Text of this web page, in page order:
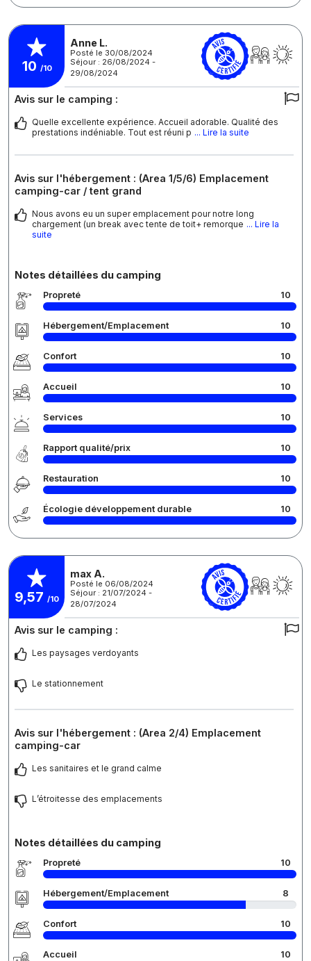
10 /10
Anne L.
Posté le 30/08/2024
Séjour : 26/08/2024 -
29/08/2024
Avis sur le camping :
Quelle excellente expérience. Accueil adorable. Qualité des
prestations indéniable. Tout est réuni p ... Lire la suite
Avis sur l'hébergement : (Area 1/5/6) Emplacement
camping-car / tent grand
Nous avons eu un super emplacement pour notre long
chargement (un break avec tente de toit+ remorque ... Lire la
suite
Notes détaillées du camping
Propreté 10
Hébergement/Emplacement 10
Confort 10
Accueil 10
Services 10
Rapport qualité/prix 10
Restauration 10
Écologie développement durable 10
9,57 /10
max A.
Posté le 06/08/2024
Séjour : 21/07/2024 -
28/07/2024
Avis sur le camping :
Les paysages verdoyants
Le stationnement
Avis sur l'hébergement : (Area 2/4) Emplacement
camping-car
Les sanitaires et le grand calme
L’étroitesse des emplacements
Notes détaillées du camping
Propreté 10
Hébergement/Emplacement 8
Confort 10
Accueil 10